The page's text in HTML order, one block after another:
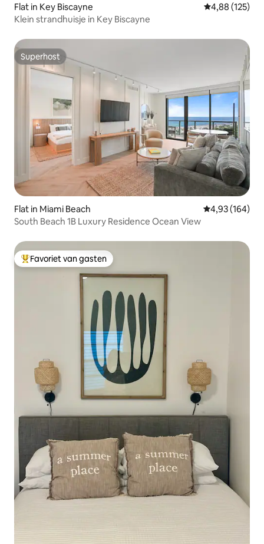
Flat in Key Biscayne Gemiddelde
4,88 (125)
Klein strandhuisje in Key Biscayne
Superhost
Superhost
Flat in Miami Beach Gemiddelde
4,93 (164)
South Beach 1B Luxury Residence Ocean View
Topfavoriet van gasten
Favoriet van gasten